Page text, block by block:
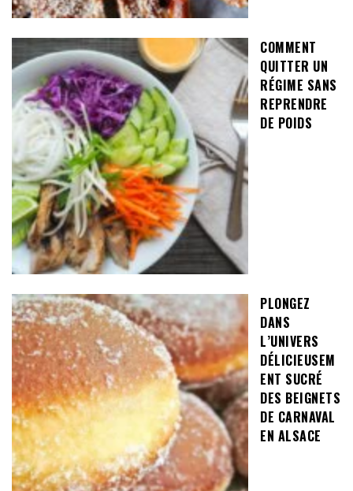
COMMENT
QUITTER UN
RÉGIME SANS
REPRENDRE
DE POIDS
PLONGEZ
DANS
L’UNIVERS
DÉLICIEUSEM
ENT SUCRÉ
DES BEIGNETS
DE CARNAVAL
EN ALSACE